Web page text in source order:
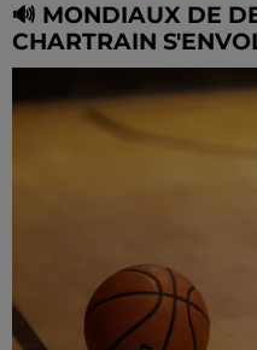
🔊 MONDIAUX DE
CHARTRAIN